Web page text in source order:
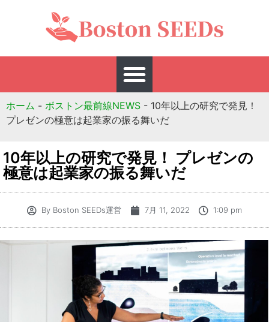
ホーム - ボストン最前線NEWS - 10年以上の研究で発見！
プレゼンの極意は起業家の振る舞いだ
10年以上の研究で発見！ プレゼンの
極意は起業家の振る舞いだ
By Boston SEEDs運営 7月 11, 2022 1:09 pm